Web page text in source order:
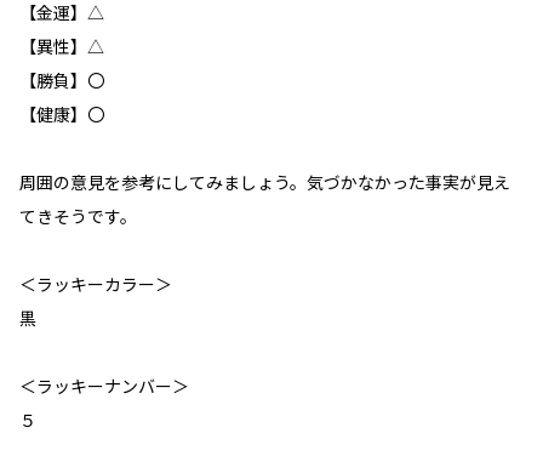
【金運】△
【異性】△
【勝負】〇
【健康】〇
周囲の意見を参考にしてみましょう。気づかなかった事実が見え
てきそうです。
＜ラッキーカラー＞
黒
＜ラッキーナンバー＞
５